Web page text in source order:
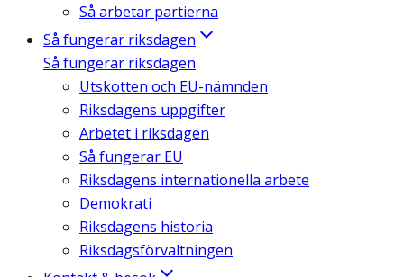
Så arbetar partierna
Så fungerar riksdagen
Så fungerar riksdagen
Utskotten och EU-nämnden
Riksdagens uppgifter
Arbetet i riksdagen
Så fungerar EU
Riksdagens internationella arbete
Demokrati
Riksdagens historia
Riksdagsförvaltningen